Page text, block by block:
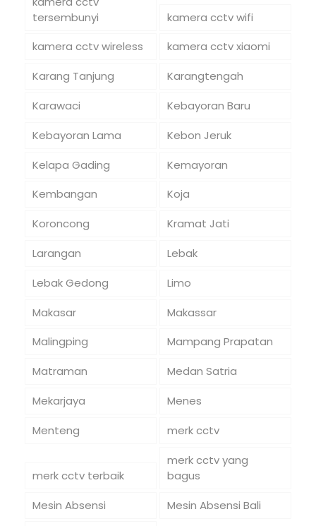
tersembunyi
kamera cctv wifi
kamera cctv wireless
kamera cctv xiaomi
Karang Tanjung
Karangtengah
Karawaci
Kebayoran Baru
Kebayoran Lama
Kebon Jeruk
Kelapa Gading
Kemayoran
Kembangan
Koja
Koroncong
Kramat Jati
Larangan
Lebak
Lebak Gedong
Limo
Makasar
Makassar
Malingping
Mampang Prapatan
Matraman
Medan Satria
Mekarjaya
Menes
Menteng
merk cctv
merk cctv terbaik
merk cctv yang
bagus
Mesin Absensi
Mesin Absensi Bali